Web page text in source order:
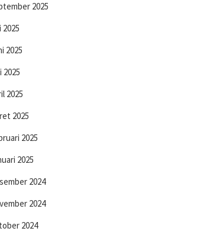
2025
2025
2025
2025
2025
2025
2025
2025
2024
2024
2024